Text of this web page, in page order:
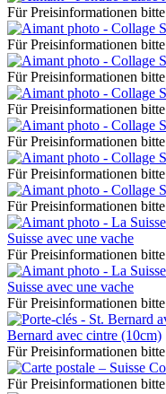
Für Preisinformationen bitte
Für Preisinformationen bitte
Für Preisinformationen bitte
Für Preisinformationen bitte
Für Preisinformationen bitte
Für Preisinformationen bitte
Für Preisinformationen bitte
Suisse avec une vache
Für Preisinformationen bitte
Suisse avec une vache
Für Preisinformationen bitte
Bernard avec cintre (10cm)
Für Preisinformationen bitte
Für Preisinformationen bitte